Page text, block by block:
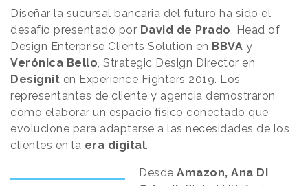
Diseñar la sucursal bancaria del futuro ha sido el
desafío presentado por David de Prado, Head of
Design Enterprise Clients Solution en BBVA y
Verónica Bello, Strategic Design Director en
Designit en Experience Fighters 2019. Los
representantes de cliente y agencia demostraron
cómo elaborar un espacio físico conectado que
evolucione para adaptarse a las necesidades de los
clientes en la era digital.
DesdeAmazon, Ana Di